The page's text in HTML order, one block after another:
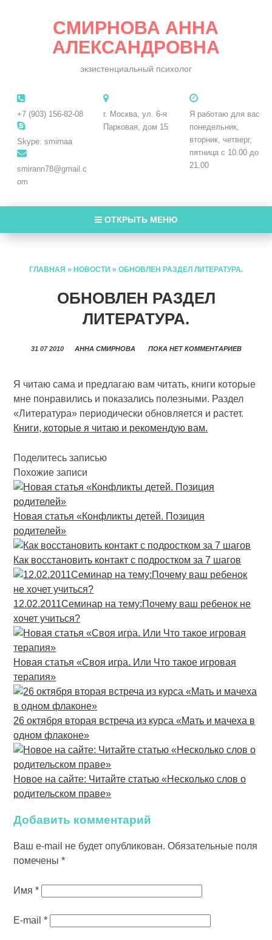
СМИРНОВА АННА
АЛЕКСАНДРОВНА
экзистенциальный психолог
Я работаю для вас
понедельник,
вторник, четверг,
пятница с 10.00 до
21.00
г. Москва, ул. 6-я
Парковая, дом 15
+7 (903) 156-82-08
Skype: smirnaa
smirann78@gmail.c
om
ОТКРЫТЬ МЕНЮ
ГЛАВНАЯ » НОВОСТИ » ОБНОВЛЕН РАЗДЕЛ ЛИТЕРАТУРА.
ОБНОВЛЕН РАЗДЕЛ
ЛИТЕРАТУРА.
31 07 2010 АННА СМИРНОВА ПОКА НЕТ КОММЕНТАРИЕВ
Я читаю сама и предлагаю вам читать, книги которые
мне понравились и показались полезными. Раздел
«Литература» периодически обновляется и растет.
Книги, которые я читаю и рекомендую вам.
Поделитесь записью
Похожие записи
Новая статья «Конфликты детей. Позиция
родителей»
Как восстановить контакт с подростком за 7 шагов
12.02.2011Семинар на тему:Почему ваш ребенок не
хочет учиться?
Новая статья «Своя игра. Или Что такое игровая
терапия»
26 октября вторая встреча из курса «Мать и мачеха в
одном флаконе»
Новое на сайте: Читайте статью «Несколько слов о
родительском праве»
Добавить комментарий
Ваш e-mail не будет опубликован. Обязательные поля
помечены*
Имя*
E-mail*